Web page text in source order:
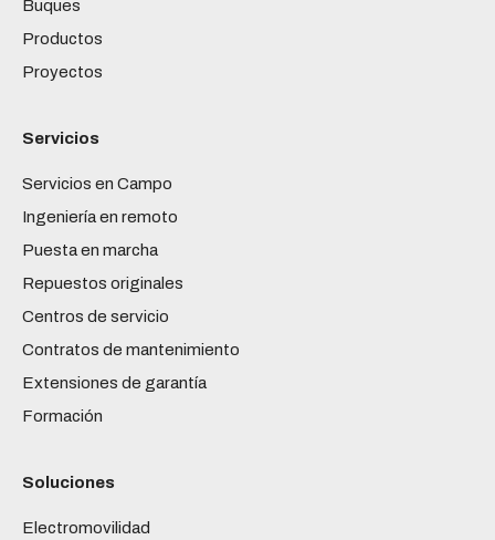
Buques
Productos
Proyectos
Servicios
Servicios en Campo
Ingeniería en remoto
Puesta en marcha
Repuestos originales
Centros de servicio
Contratos de mantenimiento
Extensiones de garantía
Formación
Soluciones
Electromovilidad